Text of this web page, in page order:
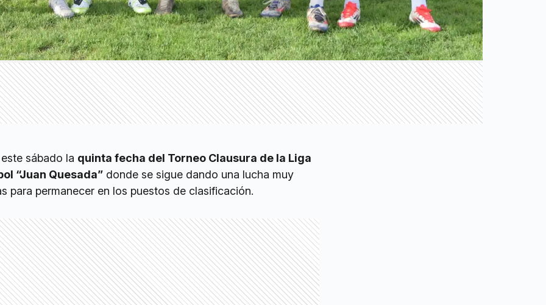
sábado la quinta fecha del Torneo Clausura de la Liga
“Juan Quesada” donde se sigue dando una lucha muy
para permanecer en los puestos de clasificación.